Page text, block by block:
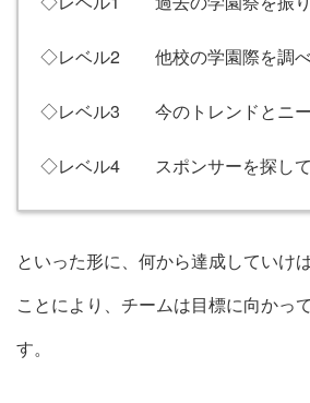
◇レベル2 他校の学園際を調
◇レベル3 今のトレンドとニー
◇レベル4 スポンサーを探して
といった形に、何から達成していけ
ことにより、チームは目標に向かっ
す。